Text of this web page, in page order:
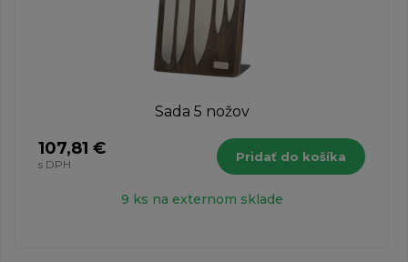
Sada 5 nožov
107,81 €
s DPH
Pridať do košíka
9 ks na externom sklade